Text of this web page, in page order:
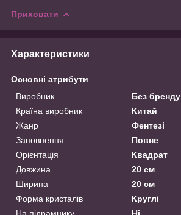
Приховати
Характеристики
Основні атрибути
Виробник
Без бренду
Країна виробник
Китай
Жанр
Фентезі
Заповнення
Повне
Орієнтація
Квадрат
Довжина
20 см
Ширина
20 см
Форма кристалів
Круглі
На підрамнику
Ні